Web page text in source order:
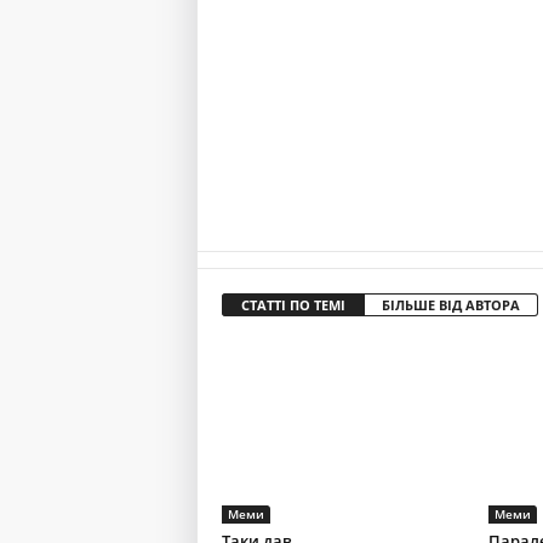
СТАТТІ ПО ТЕМІ БІЛЬШЕ ВІД АВТОРА
Меми Меми